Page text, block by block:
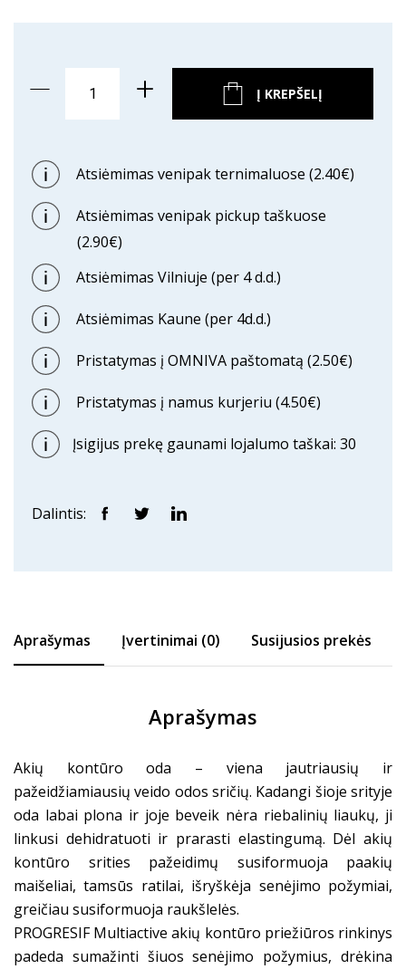
Į KREPŠELĮ
Atsiėmimas venipak ternimaluose (2.40€)
Atsiėmimas venipak pickup taškuose
(2.90€)
Atsiėmimas Vilniuje (per 4 d.d.)
Atsiėmimas Kaune (per 4d.d.)
Pristatymas į OMNIVA paštomatą (2.50€)
Pristatymas į namus kurjeriu (4.50€)
Įsigijus prekę gaunami lojalumo taškai: 30
Dalintis:
Aprašymas Įvertinimai (0) Susijusios prekės
Aprašymas
Akių kontūro oda – viena jautriausių ir
pažeidžiamiausių veido odos sričių. Kadangi šioje srityje
oda labai plona ir joje beveik nėra riebalinių liaukų, ji
linkusi dehidratuoti ir prarasti elastingumą. Dėl akių
kontūro srities pažeidimų susiformuoja paakių
maišeliai, tamsūs ratilai, išryškėja senėjimo požymiai,
greičiau susiformuoja raukšlelės.
PROGRESIF Multiactive akių kontūro priežiūros rinkinys
padeda sumažinti šiuos senėjimo požymius, drėkina